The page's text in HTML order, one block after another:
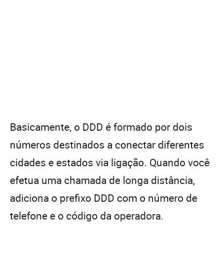
Basicamente, o DDD é formado por dois
números destinados a conectar diferentes
cidades e estados via ligação. Quando você
efetua uma chamada de longa distância,
adiciona o prefixo DDD com o número de
telefone e o código da operadora.